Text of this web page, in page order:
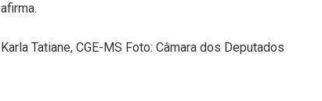
afirma.
Karla Tatiane, CGE-MS Foto: Câmara dos Deputados